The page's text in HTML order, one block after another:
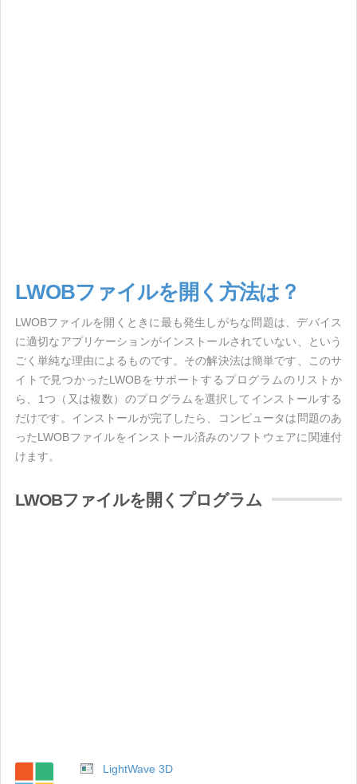
LWOBファイルを開く方法は？
LWOBファイルを開くときに最も発生しがちな問題は、デバイス
に適切なアプリケーションがインストールされていない、という
ごく単純な理由によるものです。その解決法は簡単です、このサ
イトで見つかったLWOBをサポートするプログラムのリストか
ら、1つ（又は複数）のプログラムを選択してインストールする
だけです。インストールが完了したら、コンピュータは問題のあ
ったLWOBファイルをインストール済みのソフトウェアに関連付
けます。
LWOBファイルを開くプログラム
LightWave 3D